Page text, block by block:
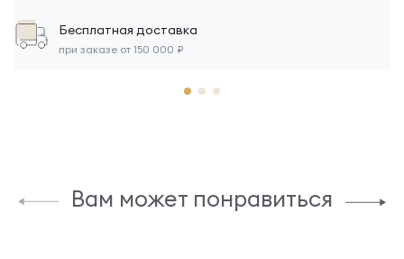
Бесплатная доставка
при заказе от 150 000 ₽
Вам может понравиться